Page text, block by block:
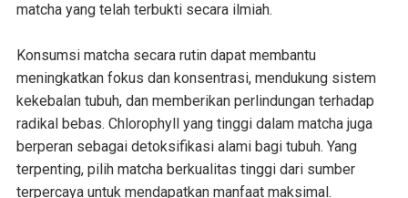
matcha yang telah terbukti secara ilmiah.
Konsumsi matcha secara rutin dapat membantu
meningkatkan fokus dan konsentrasi, mendukung sistem
kekebalan tubuh, dan memberikan perlindungan terhadap
radikal bebas. Chlorophyll yang tinggi dalam matcha juga
berperan sebagai detoksifikasi alami bagi tubuh. Yang
terpenting, pilih matcha berkualitas tinggi dari sumber
terpercaya untuk mendapatkan manfaat maksimal.